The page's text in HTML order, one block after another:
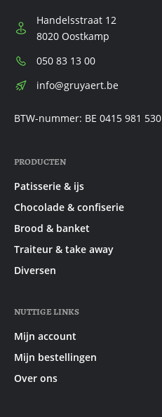
Handelsstraat 12
8020 Oostkamp
Telefoon:
050 83 13 00
E-
info@gruyaert.be
BTW-nummer: BE 0415 981 530
PRODUCTEN
Patisserie & ijs
Chocolade & confiserie
Brood & banket
Traiteur & take away
Diversen
NUTTIGE LINKS
Mijn account
Mijn bestellingen
Over ons